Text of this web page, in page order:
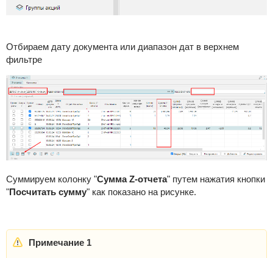
Отбираем дату документа или диапазон дат в верхнем
фильтре
Суммируем колонку "Сумма Z-отчета" путем нажатия кнопки
"Посчитать сумму" как показано на рисунке.
Примечание 1